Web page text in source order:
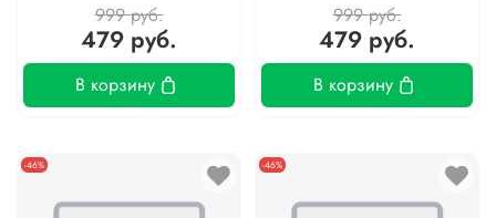
999 руб.
479 руб.
В корзину
999 руб.
479 руб.
В корзину
-46% -46%